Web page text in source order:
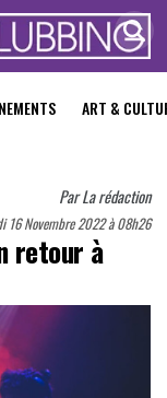
ART &
ParLa rédaction
16 Novembre 2022 à 08h26
retour à